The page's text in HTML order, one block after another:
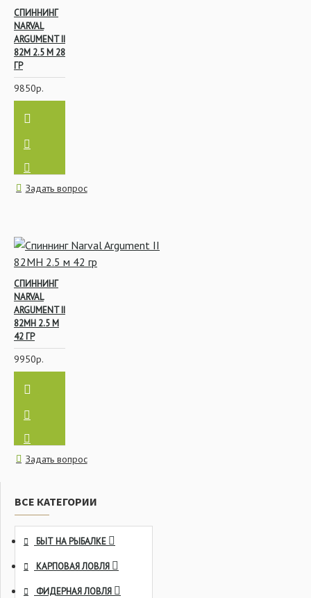
СПИННИНГ
NARVAL
ARGUMENT II
82M 2.5 М 28
ГР
9850р.
Задать вопрос
СПИННИНГ
NARVAL
ARGUMENT II
82MH 2.5 М
42 ГР
9950р.
Задать вопрос
ВСЕ КАТЕГОРИИ
БЫТ НА РЫБАЛКЕ
КАРПОВАЯ ЛОВЛЯ
ФИДЕРНАЯ ЛОВЛЯ